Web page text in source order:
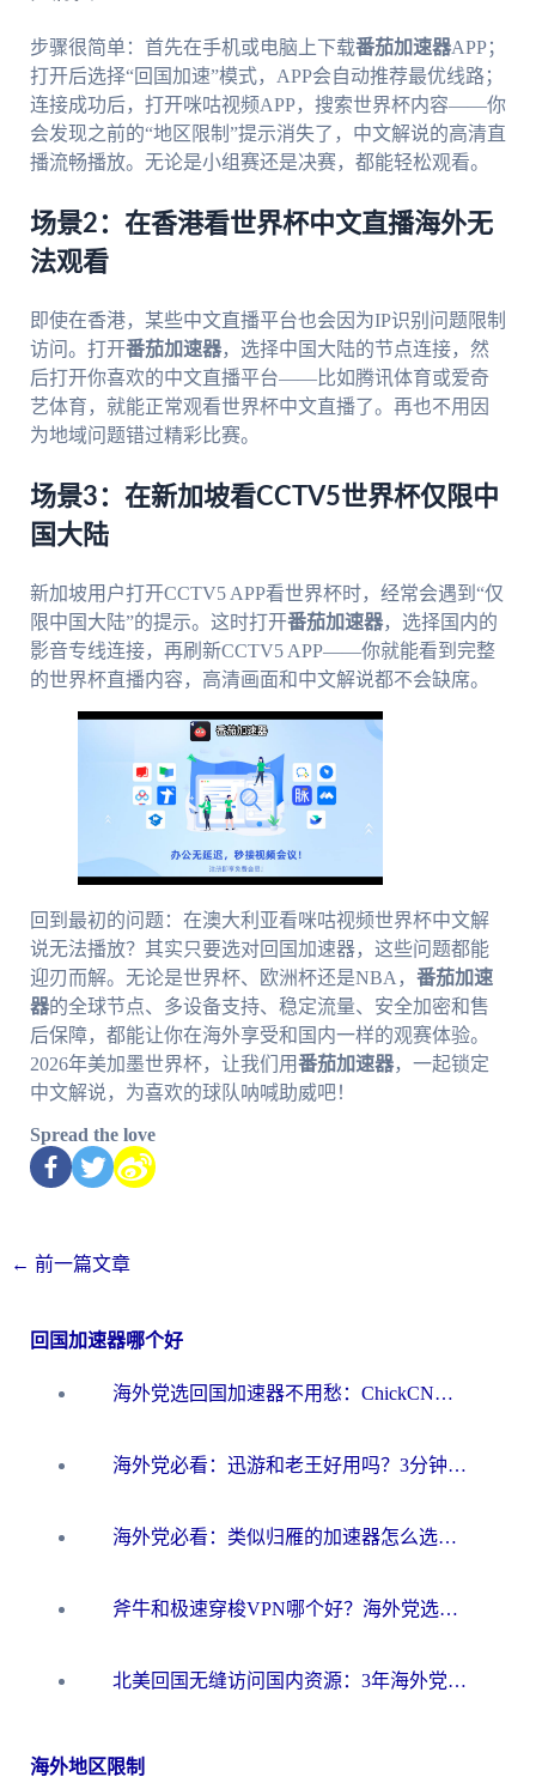
步骤很简单：首先在手机或电脑上下载番茄加速器APP；
打开后选择“回国加速”模式，APP会自动推荐最优线路；
连接成功后，打开咪咕视频APP，搜索世界杯内容——你
会发现之前的“地区限制”提示消失了，中文解说的高清直
播流畅播放。无论是小组赛还是决赛，都能轻松观看。
场景2：在香港看世界杯中文直播海外无
法观看
即使在香港，某些中文直播平台也会因为IP识别问题限制
访问。打开番茄加速器，选择中国大陆的节点连接，然
后打开你喜欢的中文直播平台——比如腾讯体育或爱奇
艺体育，就能正常观看世界杯中文直播了。再也不用因
为地域问题错过精彩比赛。
场景3：在新加坡看CCTV5世界杯仅限中
国大陆
新加坡用户打开CCTV5 APP看世界杯时，经常会遇到“仅
限中国大陆”的提示。这时打开番茄加速器，选择国内的
影音专线连接，再刷新CCTV5 APP——你就能看到完整
的世界杯直播内容，高清画面和中文解说都不会缺席。
回到最初的问题：在澳大利亚看咪咕视频世界杯中文解
说无法播放？其实只要选对回国加速器，这些问题都能
迎刃而解。无论是世界杯、欧洲杯还是NBA， 番茄加速
器的全球节点、多设备支持、稳定流量、安全加密和售
后保障，都能让你在海外享受和国内一样的观赛体验。
2026年美加墨世界杯，让我们用番茄加速器，一起锁定
中文解说，为喜欢的球队呐喊助威吧！
Spread the love
← 前一篇文章
回国加速器哪个好
海外党选回国加速器不用愁：ChickCN和洞见哪个好？一篇搞定所有疑问
海外党必看：迅游和老王好用吗？3分钟选对加速国内网络的加速器
海外党必看：类似归雁的加速器怎么选？一篇搞定无缝访问国内资源
斧牛和极速穿梭VPN哪个好？海外党选回国加速器必看的真实对比与避坑指南
北美回国无缝访问国内资源：3年海外党亲测的加速器选择指南
海外地区限制